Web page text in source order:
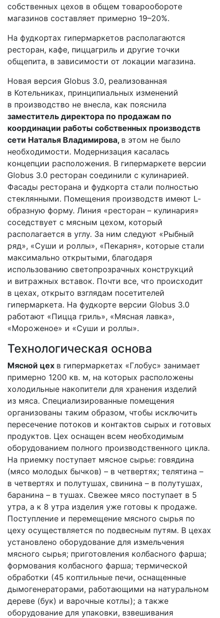
собственных цехов в общем товарообороте
магазинов составляет примерно 19–20%.
На фудкортах гипермаркетов располагаются
ресторан, кафе, пицца­гриль и другие точки
общепита, в зависимости от локации магазина.
Новая версия Globus 3.0, реализованная
в Котельниках, принципиальных изменений
в производство не внесла, как пояснила
заместитель директора по продажам по
координации работы собственных производств
сети Наталья Владимирова, в этом не было
необходимости. Модернизация касалась
концепции расположения. В гипермаркете версии
Globus 3.0 ресторан соединили с кулинарией.
Фасады ресторана и фудкорта стали полностью
стеклянными. Помещения производств имеют L­
образную форму. Линия «ресторан – кулинария»
соседствует с мясным цехом, который
располагается в углу. За ним следуют «Рыбный
ряд», «Суши и роллы», «Пекарня», которые стали
максимально открытыми, благодаря
использованию светопрозрачных конструкций
и витражных вставок. Почти все, что происходит
в цехах, открыто взглядам посетителей
гипермаркета. На фудкорте версии Globus 3.0
работают «Пицца гриль», «Мясная лавка»,
«Мороженое» и «Суши и роллы».
Технологическая основа
Мясной цех в гипермаркетах «Глобус» занимает
примерно 1200 кв. м, на которых расположены
холодильные накопители для хранения изделий
из мяса. Специализированные помещения
организованы таким образом, чтобы исключить
пересечение потоков и контактов сырых и готовых
продуктов. Цех оснащен всем необходимым
оборудованием полного производственного цикла.
На приемку поступает мясное сырье: говядина
(мясо молодых бычков) – в четвертях; телятина –
в четвертях и полутушах, свинина – в полутушах,
баранина – в тушах. Свежее мясо поступает в 5
утра, а к 8 утра изделия уже готовы к продаже.
Поступление и перемещение мясного сырья по
цеху осуществляется по подвесным путям. В цехах
установлено оборудование для измельчения
мясного сырья; приготовления колбасного фарша;
формования колбасного фарша; термической
обработки (4­5 коптильные печи, оснащенные
дымогенераторами, работающими на натуральном
дереве (бук) и варочные котлы); а также
оборудование для упаковки, взвешивания